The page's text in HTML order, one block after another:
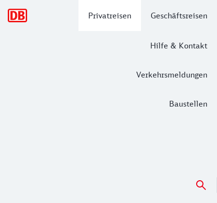
Privatreisen Geschäftsreisen
Hilfe & Kontakt
Verkehrsmeldungen
Baustellen